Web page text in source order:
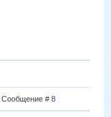
Сообщение # 8